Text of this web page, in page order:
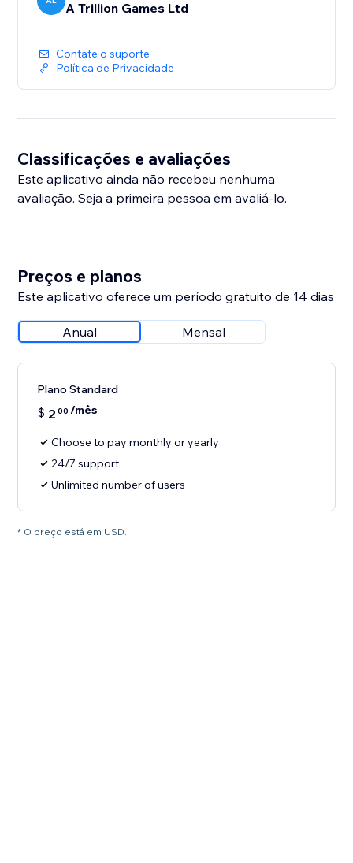
A Trillion Games Ltd
Contate o suporte
Política de Privacidade
Classificações e avaliações
Este aplicativo ainda não recebeu nenhuma
avaliação. Seja a primeira pessoa em avaliá-lo.
Preços e planos
Este aplicativo oferece um período gratuito de 14 dias
Anual Mensal
Plano Standard
$ 2 00 /mês
Choose to pay monthly or yearly
24/7 support
Unlimited number of users
* O preço está em USD.